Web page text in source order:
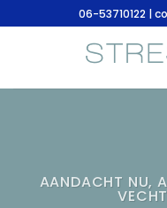
naar
06-53710122 |
AANDACHT NU,